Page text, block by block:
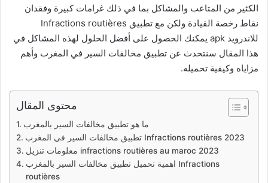
الكثير من المتاعب والمشاكل بما في ذلك غرامات كبيرة وفقدان
نقاط رخصة القيادة ولكن مع تطبيق Infractions routières
للاندرويد apk يمكنك الحصول على أفضل الحلول لهذه المشاكل في
هذا المقال سنتحدث عن تطبيق مخالفات السير في المغرب وأهم
مزاياه وكيفية تحميله.
محتوى المقال
ما هو تطبيق مخالفات السير بالمغرب
تطبيق مخالفات السير في المغرب Infractions routières 2023
معلومات تنزيل infractions routières au maroc 2023
اهمية تحميل تطبيق مخالفات السير بالمغرب Infractions
routières